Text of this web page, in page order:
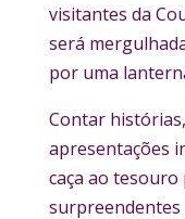
visitantes da
será
por uma
Contar
apresentações
caça ao
surpreendentes